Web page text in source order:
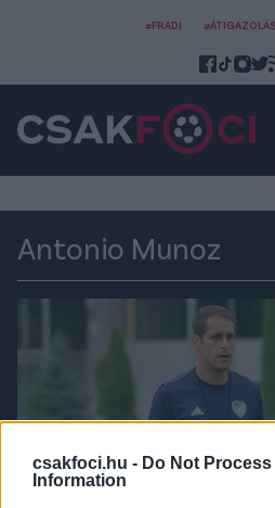
csakfoci.hu - Do Not Process
Information
#FRADI
Antonio Munoz